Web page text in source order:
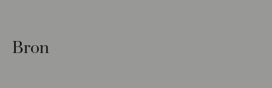
Bron